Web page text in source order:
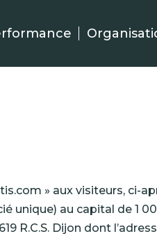
» aux visiteurs, ci-
unique) au capital de 1
R.C.S. Dijon dont